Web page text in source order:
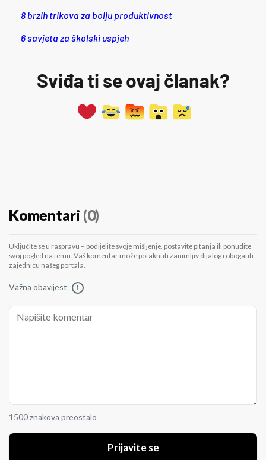
8 brzih trikova za bolju produktivnost
6 savjeta za školski uspjeh
Sviđa ti se ovaj članak?
Komentari (0)
Uključite se u raspravu – podijelite svoje mišljenje, postavite pitanja ili ponudite
svoj pogled na temu. Vaš komentar može potaknuti zanimljiv dijalog i obogatiti
zajednicu našeg portala.
Važna obavijest !
1500 znakova preostalo
Prijavite se